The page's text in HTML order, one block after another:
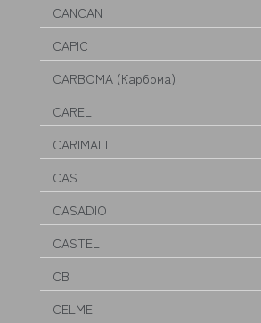
CANCAN
CAPIC
CARBOMA (Карбома)
CAREL
CARIMALI
CAS
CASADIO
CASTEL
CB
CELME